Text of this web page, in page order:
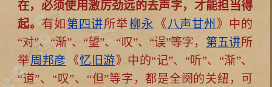
在，必须使用激厉劲远的去声字，才能担当得
起。有如第四讲所举柳永 《 八声甘州 》中的
“对”、“渐”、“望”、“叹”、“误”等字， 第五讲所
举周邦彦 《忆旧游》中的“记”、“听”、“渐”、
“道”、“叹”、“但”等字，都是全阕的关纽，可